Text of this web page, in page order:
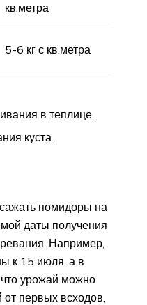
кв.метра
5-6 кг с кв.метра
в теплице.
куста.
помидоры на
даты получения
Например,
к 15 июля, а в
что урожай можно
первых всходов,